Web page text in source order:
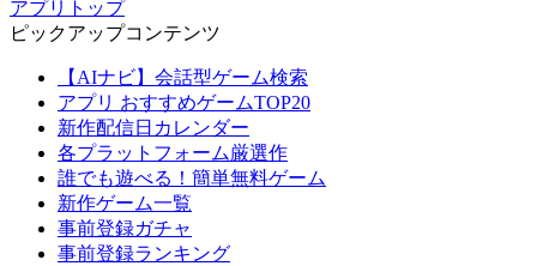
アプリトップ
ピックアップコンテンツ
【AIナビ】会話型ゲーム検索
アプリ おすすめゲームTOP20
新作配信日カレンダー
各プラットフォーム厳選作
誰でも遊べる！簡単無料ゲーム
新作ゲーム一覧
事前登録ガチャ
事前登録ランキング